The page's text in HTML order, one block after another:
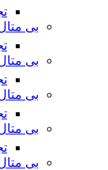
بی
بی
بی
بی
بی